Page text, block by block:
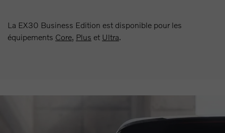
La EX30 Business Edition est disponible pour les
équipements Core, Plus et Ultra.